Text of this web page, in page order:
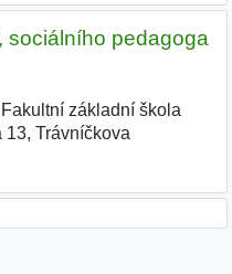
sociálního pedagoga
Fakultní základní škola
13, Trávníčkova